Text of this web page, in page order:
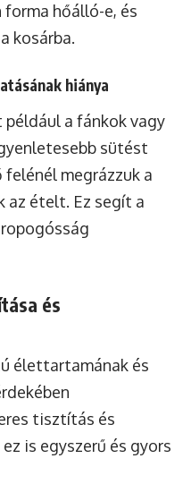
hőálló-e, és
kosárba.
hiánya
a fánkok vagy
sütést
megrázzuk a
az ételt. Ez segít a
és
élettartamának és
tisztítás és
is egyszerű és gyors